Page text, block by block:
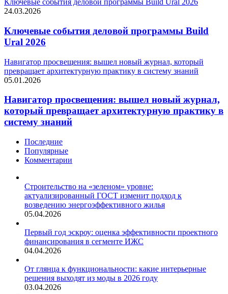
Ключевые события деловой программы Build Ural 2026
24.03.2026
Ключевые события деловой программы Build
Ural 2026
Навигатор просвещения: вышел новый журнал, который
превращает архитектурную практику в систему знаний
05.01.2026
Навигатор просвещения: вышел новый журнал,
который превращает архитектурную практику в
систему знаний
Последние
Популярные
Комментарии
Строительство на «зеленом» уровне:
актуализированный ГОСТ изменит подход к
возведению энергоэффективного жилья
05.04.2026
Первый год эскроу: оценка эффективности проектного
финансирования в сегменте ИЖС
04.04.2026
От глянца к функциональности: какие интерьерные
решения выходят из моды в 2026 году
03.04.2026